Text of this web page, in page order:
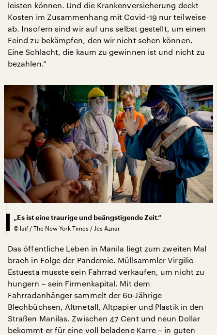
leisten können. Und die Krankenversicherung deckt
Kosten im Zusammenhang mit Covid-19 nur teilweise
ab. Insofern sind wir auf uns selbst gestellt, um einen
Feind zu bekämpfen, den wir nicht sehen können.
Eine Schlacht, die kaum zu gewinnen ist und nicht zu
bezahlen.“
„Es ist eine traurige und beängstigende Zeit.“
© laif / The New York Times / Jes Aznar
Das öffentliche Leben in Manila liegt zum zweiten Mal
brach in Folge der Pandemie. Müllsammler Virgilio
Estuesta musste sein Fahrrad verkaufen, um nicht zu
hungern – sein Firmenkapital. Mit dem
Fahrradanhänger sammelt der 60-Jährige
Blechbüchsen, Altmetall, Altpapier und Plastik in den
Straßen Manilas. Zwischen 47 Cent und neun Dollar
bekommt er für eine voll beladene Karre – in guten